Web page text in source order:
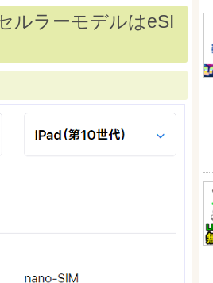
ルラーモデルはeSI